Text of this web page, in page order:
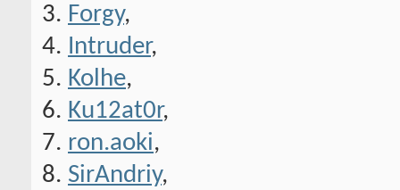
Forgy,
Intruder,
Kolhe,
Ku12at0r,
ron.aoki,
SirAndriy,